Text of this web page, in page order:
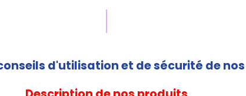
d'utilisation et de sécurité de